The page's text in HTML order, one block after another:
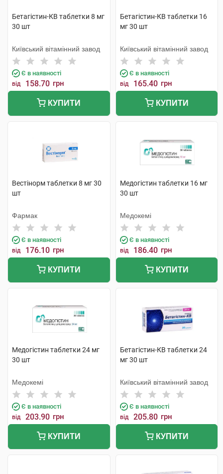
Бетагістин-КВ таблетки 8 мг
30 шт
Київський вітамінний завод
Є в наявності
від 158.70 грн
КУПИТИ
Бетагістин-КВ таблетки 16
мг 30 шт
Київський вітамінний завод
Є в наявності
від 165.40 грн
КУПИТИ
Вестінорм таблетки 8 мг 30
шт
Фармак
Є в наявності
від 176.10 грн
КУПИТИ
Медогістин таблетки 16 мг
30 шт
Медокемі
Є в наявності
від 186.40 грн
КУПИТИ
Медогістин таблетки 24 мг
30 шт
Медокемі
Є в наявності
від 203.90 грн
КУПИТИ
Бетагістин-КВ таблетки 24
мг 30 шт
Київський вітамінний завод
Є в наявності
від 205.80 грн
КУПИТИ